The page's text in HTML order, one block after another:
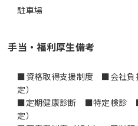
駐車場
手当・福利厚生備考
■資格取得支援制度 ■会社負
定）
■定期健康診断 ■特定検診 ■
定）